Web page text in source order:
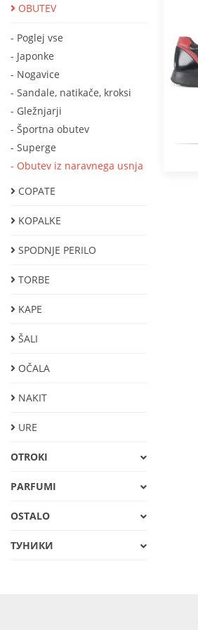
OBUTEV
- Poglej vse
- Japonke
- Nogavice
- Sandalе, natikačе, kroksi
- Gležnjarji
- Športna obutev
- Superge
- Obutev iz naravnega usnja
COPATE
KOPALKE
SPODNJE PERILO
TORBE
KAPE
ŠALI
OČALA
NAKIT
URE
OTROKI
PARFUMI
OSTALO
ТУНИКИ